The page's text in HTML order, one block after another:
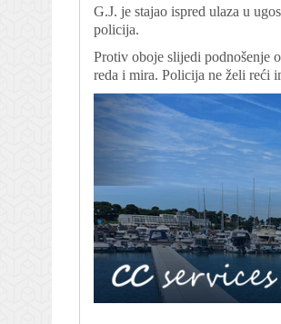
G.J. je stajao ispred ulaza u
policija.
Protiv oboje slijedi podnošenje
reda i mira. Policija ne želi reći